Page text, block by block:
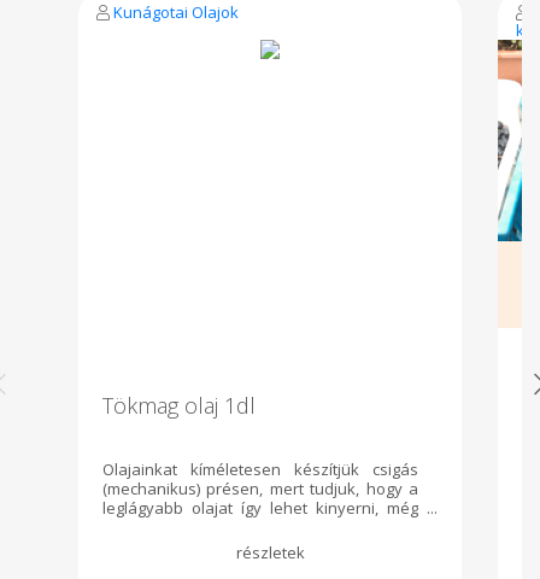
Kunágotai Olajok
Tökmag olaj 1dl
Olajainkat kíméletesen készítjük csigás
(mechanikus) présen, mert tudjuk, hogy a
leglágyabb olajat így lehet kinyerni, még
érhetünk el. A kipréselt magokat
szobahőmérsékleten préseljük és nem